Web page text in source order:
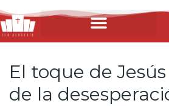
El toque de
de la